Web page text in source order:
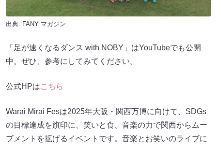
出典: FANY マガジン
「足が速くなるダンス with NOBY」はYouTubeでも公開
中。ぜひ、参考にしてみてください。
公式HPはこちら
Warai Mirai Fesは2025年大阪・関西万博に向けて、SDGs
の目標達成を旗印に、笑いと食、音楽の力で関西からムー
ブメントを拡げるイベントです。音楽とお笑いのライブに